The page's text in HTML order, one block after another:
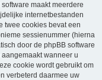
maakt meerdere
internetbestanden
twee cookies bevat een
sessienummer (hierna
door de phpBB software
wanneer u
cookie wordt gebruikt om
verbeterd daarmee uw